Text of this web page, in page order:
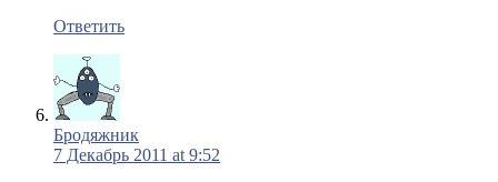
Ответить
Бродяжник
7 Декабрь 2011 at 9:52